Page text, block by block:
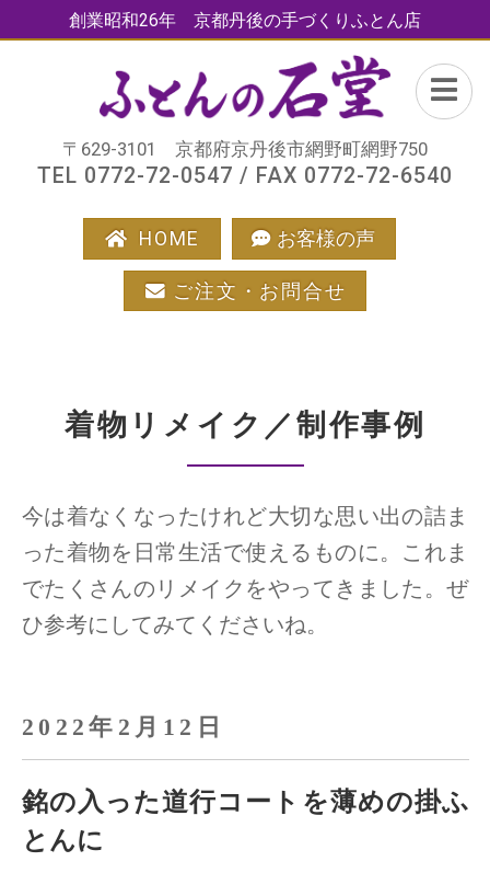
創業昭和26年 京都丹後の手づくりふとん店
〒629-3101 京都府京丹後市網野町網野750
TEL 0772-72-0547 / FAX 0772-72-6540
HOME お客様の声
ご注文・お問合せ
着物リメイク／制作事例
今は着なくなったけれど大切な思い出の詰ま
った着物を日常生活で使えるものに。 これま
でたくさんのリメイクをやってきました。ぜ
ひ参考にしてみてくださいね。
2022年2月12日
銘の入った道行コートを薄めの掛ふ
とんに